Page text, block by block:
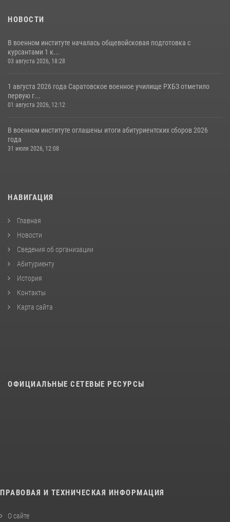
НОВОСТИ
В военном институте началась общевойсковая подготовка с
курсантами 1 к...
03 августа 2026, 18:28
1 августа 2026 года Саратовское военное училище РХБЗ отметило
первую г...
01 августа 2026, 12:12
В военном институте оглашены итоги абитуриентских сборов 2026
года
31 июля 2026, 12:08
НАВИГАЦИЯ
Главная
Новости
Сведения об организации
Абитуриенту
История
Контакты
Карта сайта
ОФИЦИАЛЬНЫЕ СЕТЕВЫЕ РЕСУРСЫ
ПРАВОВАЯ И ТЕХНИЧЕСКАЯ ИНФОРМАЦИЯ
О сайте